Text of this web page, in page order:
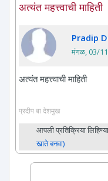
अत्यंत महत्त्वाची माहिती
Pradip
मंगळ, 03/
अत्यंत महत्त्वाची माहिती
प्रदीप बा देशमुख
आपली प्रतिक्रिया
खाते बनवा)